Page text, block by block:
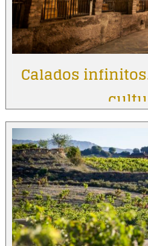
Calados